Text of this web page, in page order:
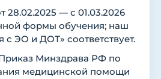
28.02.2025 — с 01.03.2026
формы обучения; наш
с ЭО и ДОТ» соответствует.
Минздрава РФ по
медицинской помощи